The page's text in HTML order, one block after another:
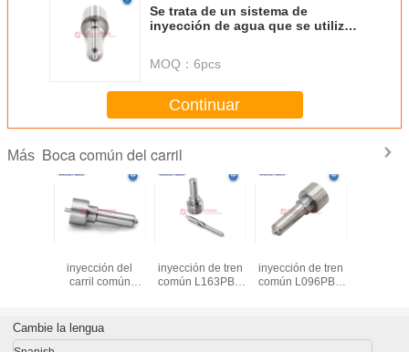
Se trata de un sistema de
inyección de agua que se utiliza
eléctricas.
MOQ： 6pcs
Continuar
Más Boca común del carril
inyección del
carril común
inyección de tren
común L163PBD
1112100TAR
inyección de tren
común L096PBD
2S7Q-9K546-AJ
Cambie la lengua